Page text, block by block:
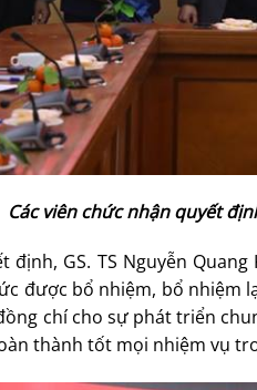
Các viên chức nhận quyết
định, GS. TS Nguyễn
được bổ nhiệm, bổ
chí cho sự phát triển
thành tốt mọi nhiệm vụ